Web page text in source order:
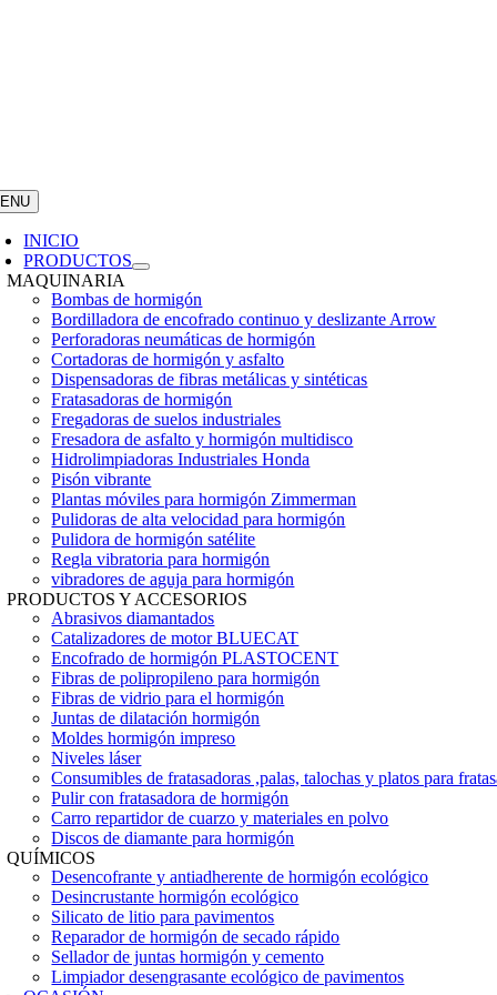
INICIO
PRODUCTOS
MAQUINARIA
Bombas de hormigón
Bordilladora de encofrado continuo y deslizante Arrow
Perforadoras neumáticas de hormigón
Cortadoras de hormigón y asfalto
Dispensadoras de fibras metálicas y sintéticas
Fratasadoras de hormigón
Fregadoras de suelos industriales
Fresadora de asfalto y hormigón multidisco
Hidrolimpiadoras Industriales Honda
Pisón vibrante
Plantas móviles para hormigón Zimmerman
Pulidoras de alta velocidad para hormigón
Pulidora de hormigón satélite
Regla vibratoria para hormigón
vibradores de aguja para hormigón
PRODUCTOS Y ACCESORIOS
Abrasivos diamantados
Catalizadores de motor BLUECAT
Encofrado de hormigón PLASTOCENT
Fibras de polipropileno para hormigón
Fibras de vidrio para el hormigón
Juntas de dilatación hormigón
Moldes hormigón impreso
Niveles láser
Consumibles de fratasadoras ,palas, talochas y platos para
Pulir con fratasadora de hormigón
Carro repartidor de cuarzo y materiales en polvo
Discos de diamante para hormigón
QUÍMICOS
Desencofrante y antiadherente de hormigón ecológico
Desincrustante hormigón ecológico
Silicato de litio para pavimentos
Reparador de hormigón de secado rápido
Sellador de juntas hormigón y cemento
Limpiador desengrasante ecológico de pavimentos